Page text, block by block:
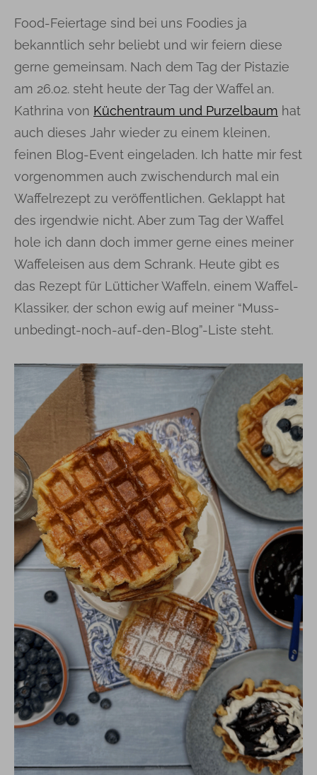
Food-Feiertage sind bei uns Foodies ja
bekanntlich sehr beliebt und wir feiern diese
gerne gemeinsam. Nach dem Tag der Pistazie
am 26.02. steht heute der Tag der Waffel an.
Kathrina von Küchentraum und Purzelbaum hat
auch dieses Jahr wieder zu einem kleinen,
feinen Blog-Event eingeladen. Ich hatte mir fest
vorgenommen auch zwischendurch mal ein
Waffelrezept zu veröffentlichen. Geklappt hat
des irgendwie nicht. Aber zum Tag der Waffel
hole ich dann doch immer gerne eines meiner
Waffeleisen aus dem Schrank. Heute gibt es
das Rezept für Lütticher Waffeln, einem Waffel-
Klassiker, der schon ewig auf meiner “Muss-
unbedingt-noch-auf-den-Blog”-Liste steht.